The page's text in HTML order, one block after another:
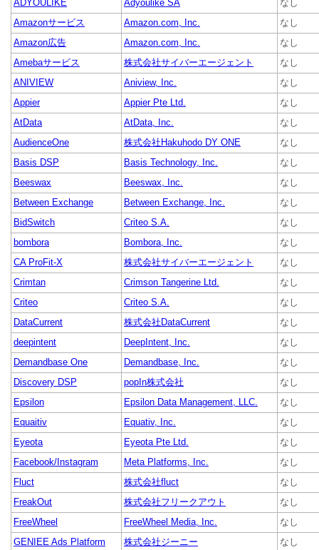
ADYOULIKE Adyoulike SA
なし
Amazonサービス
Amazon.com, Inc.
なし
Amazon広告
Amazon.com, Inc.
なし
Amebaサービス
株式会社サイバーエージェント
なし
ANIVIEW
Aniview, Inc.
なし
Appier
Appier Pte Ltd.
なし
AtData
AtData, Inc.
なし
AudienceOne
株式会社Hakuhodo DY ONE
なし
Basis DSP
Basis Technology, Inc.
なし
Beeswax
Beeswax, Inc.
なし
Between Exchange
Between Exchange, Inc.
なし
BidSwitch
Criteo S.A.
なし
bombora
Bombora, Inc.
なし
CA ProFit-X
株式会社サイバーエージェント
なし
Crimtan
Crimson Tangerine Ltd.
なし
Criteo
Criteo S.A.
なし
DataCurrent
株式会社DataCurrent
なし
deepintent
DeepIntent, Inc.
なし
Demandbase One
Demandbase, Inc.
なし
Discovery DSP
popIn株式会社
なし
Epsilon
Epsilon Data Management, LLC.
なし
Equaitiv
Equativ, Inc.
なし
Eyeota
Eyeota Pte Ltd.
なし
Facebook/Instagram
Meta Platforms, Inc.
なし
Fluct
株式会社fluct
なし
FreakOut
株式会社フリークアウト
なし
FreeWheel
FreeWheel Media, Inc.
なし
GENIEE Ads Platform
株式会社ジーニー
なし